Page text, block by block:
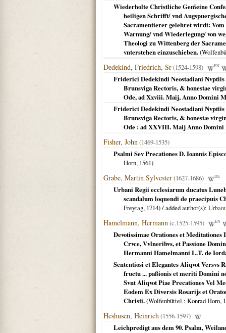
Wiederholte Christliche Gem̃eine
heiligen Schrifft/ vnd
Sacramentierer gelehret wirdt:
Warnung/ vnd Wiederlegung/ von
Theologi zu Wittenberg der
vnterstehen einzuschieben.(
Dedekind, Friedrich, Sr(1524-1598) EN
Friderici Dedekindi Neostadiani
Brunsviga Rectoris, & honestae
Ode, ad Xxviii. Maij, Anno Domini
Friderici Dedekindi Neostadiani
Brunsviga Rectoris, & honestæ
Ode : ad XXVIII. Maij Anno
Fisher, John(1469-1535)
Psalmi Sev Precationes D. Ioannis
Horn, 1561)
Grabe, Martin Sylvester(1627-1686) DE
Urbani Regii ecclesiarum ducatus
scandalum loquendi de praecipuis
Freytag, 1714) / added author(s):
Hamelmann, Hermann(c.1525-1595) EN
Devotissimae Orationes et
Crvce, Vvlneribvs, et Passione
Hermanni Hamelmanni L.T. de
Sententiosi et Elegantes Aliqvot
fructu ... paßionis et meriti Domini
Svnt Aliqvot Piae Precationes Vel
Eodem Ex Diversis Rosarijs et
Christi.(Wolfenbüttel : Konrad Horn,
Heshusen, Heinrich(1556-1597)
Leichpredigt aus dem 90. Psalm,